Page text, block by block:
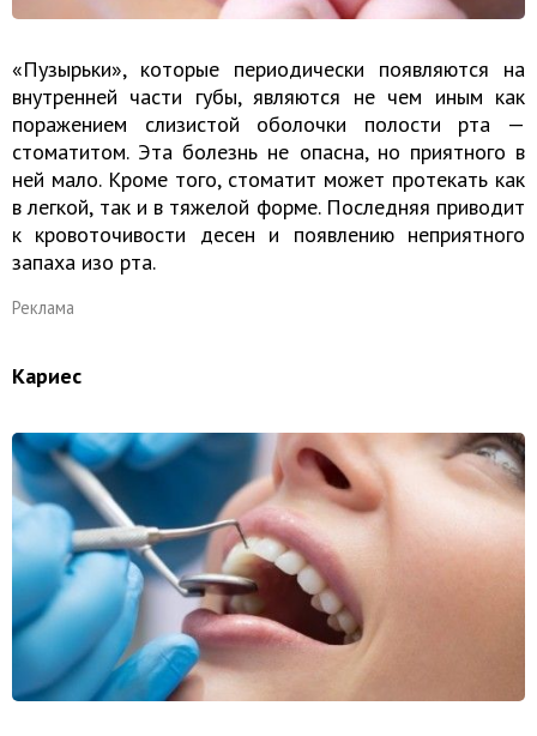
«Пузырьки», которые периодически появляются на
внутренней части губы, являются не чем иным как
поражением слизистой оболочки полости рта —
стоматитом. Эта болезнь не опасна, но приятного в
ней мало. Кроме того, стоматит может протекать как
в легкой, так и в тяжелой форме. Последняя приводит
к кровоточивости десен и появлению неприятного
запаха изо рта.
Реклама
Кариес